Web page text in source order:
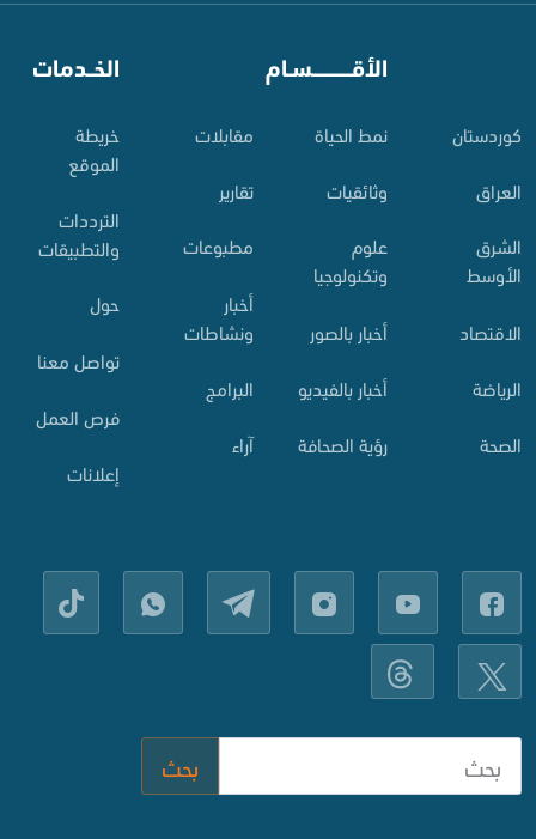
کوردستان
العراق
الشرق
الأوسط
الاقتصاد
الرياضة
الصحة
الأقـــــــــــسـام
نمط الحياة
وثائقيات
علوم
وتكنولوجيا
أخبار بالصور
أخبار بالفيديو
رؤية الصحافة
مقابلات
تقارير
مطبوعات
أخبار
ونشاطات
البرامج
آراء
الخــدمات
خريطة
الموقع
الترددات
والتطبيقات
حول
تواصل معنا
فرص العمل
إعلانات
بحث